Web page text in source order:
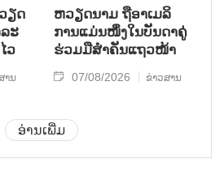
ຽດ​
ະ​
ວ
ານ
ຫ​ວຽດ​ນາມ ຖື​ອາ​ເມ​ລິ​
ການ​ແມ່ນ​ໜຶ່ງ​ໃນ​ບັນ​ດາ​ຄູ່​
ຮ່ວມ​ມື​ສຳ​ຄັນ​ແຖວ​ໜ້າ
07/08/2026 ຂ່າວສານ
ອ່ານເພີ່ມ